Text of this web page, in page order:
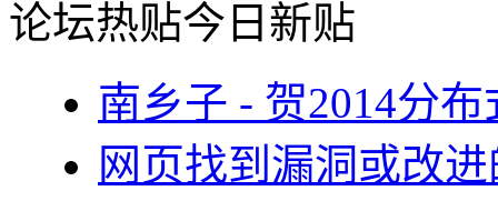
论坛热贴今日新贴
南乡子 - 贺2014分
网页找到漏洞或改